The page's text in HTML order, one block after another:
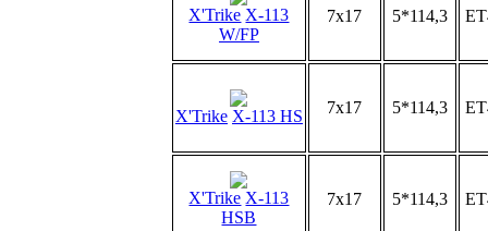
X'Trike X-113
W/FP
7x17 5*114,3
X'Trike X-113 HS 7x17 5*114,3
X'Trike X-113
HSB
7x17 5*114,3